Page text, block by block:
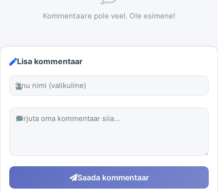
Kommentaare pole veel. Ole esimene!
Lisa kommentaar
Saada kommentaar